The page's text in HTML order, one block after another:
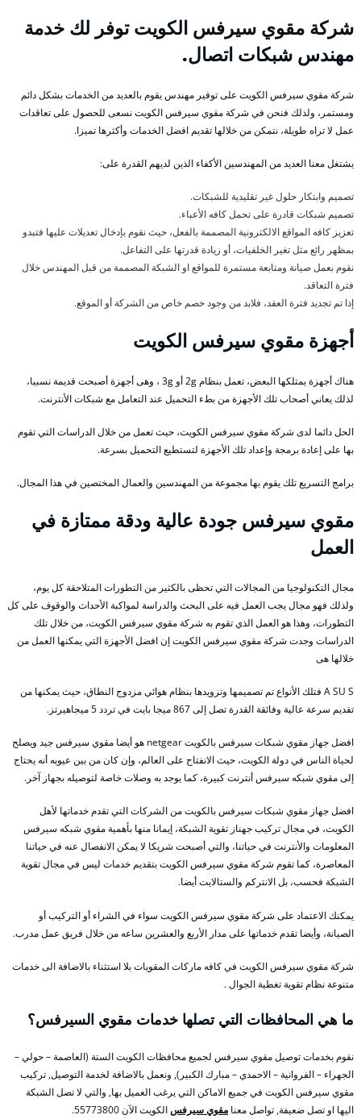
شركة مقوي سيرفس الكويت توفر لك خدمة
مهندس شبكات اتصال.
شركة مقوي سيرفس الكويت على توفير مهندس يقوم بالعديد من الخدمات بشكل دائم
ومستمر، ولذلك فنحن في شركة مقوي سيرفس الكويت نسعى للحصول على تعاقدات
عمل لا تراه طويلة، نتمكن من خلالها تقديم افضل الخدمات وأكثرها تميزا.
يشتغل معنا العديد من المهندسين الأكفاء الذين لديهم القدرة على:
تصميم وابتكار حلول غير تقليدية للشبكات.
تصميم شبكات قادرة على تحمل كافه الأعباء.
تعزيز كافه المواقع الالكترونية المصممة بالفعل، حيث نقوم بإدخال تعديلات عليها فتبدو
بمظهر رائع مثل تغير الخلفيات، أو زيادة قدرتها على التفاعل.
نقوم بعمل صيانة ومتابعة مستمرة للمواقع او الشبكة المصممة من قبل المهندس خلال
فترة التعاقد.
إذا تم تجديد فترة العقد، فلابد من وجود خصم خاص من الشركة أو الموقع.
أجهزة مقوي سيرفس الكويت
هناك أجهزة يمتلكها البعض، تعمل بنظام 2g أو 3g ، وهى أجهزة أصبحت قديمة نسبيا،
لذلك يعاني أصحاب تلك الأجهزة من بطء التحميل عند التعامل مع شبكات الأنترنت.
الحل دائما لدى شركة مقوي سيرفس الكويت، حيث تعمل من خلال الدراسات التي تقوم
بها على إعادة برمجة وإعداد تلك الأجهزة لتستطيع التحميل بسرعة.
برامج التسريع تلك يقوم بها مجموعة من المهندسين والعمال المختصين في هذا المجال.
مقوي سيرفس جودة عالية ودقة ممتازة في
العمل
مجال التكنولوجيا من المجالات التي تحظى بالكثير من التطورات المتلاحقة كل يوم،
ولذلك فهو مجال يجب العمل فيه على البحث والدراسة لمواكبة الأحداث والوقوف على كل
التطورات، وهذا هو العمل الذي تقوم به شركة مقوي سيرفس الكويت، من خلال تلك
الدراسات وجدت شركة مقوي سيرفس الكويت إن افضل الأجهزة التي يمكنها العمل من
خلالها هى
A SU S فتلك الأنواع تم تصميمها وتزويدها بنظام هوائي مزدوج النطاق، حيث يمكنها من
تقديم سرعة عالية وفائقة القدرة تصل إلى 867 ميجا بايت في تردد 5 ميجاهيرتز.
افضل جهاز مقوي شبكات سيرفس بالكويت netgear هو أيضا مقوي سيرفس جيد ويصلح
لحياة الناس في دولة الكويت، حيث الانفتاح على العالم، وإن كان من بين عيوبه أنه يحتاج
إلى مقوي شبكه سيرفس أنترنت كبيرة، كما يوجد به وصلات خاصة لتوصيله بجهاز آخر.
افضل جهاز مقوي شبكات سيرفس بالكويت من الشركات التي تقدم خدماتها لأهل
الكويت، في مجال تركيب جهناز تقوية الشبكة، إيمانا منها بأهمية مقوي شبكه سيرفس
المعلومات والأنترنت في حياتنا، والتي أصبحت شريكا لا يمكن الانفصال عنه في حياتنا
المعاصرة، كما تقوم شركة مقوي سيرفس الكويت بتقديم خدمات ليس في مجال تقوية
الشبكة فحسب، بل الانتركم والستالايت أيضا.
يمكنك الاعتماد على شركة مقوي سيرفس الكويت سواء في الشراء أو التركيب أو
الصيانة، وأيضا تقدم خدماتها على مدار الأربع والعشرين ساعه من خلال فريق عمل مدرب.
شركة مقوي سيرفس الكويت في كافه ماركات المقويات بلا استثناء بالاضافة الى خدمات
متنوعة نظام تقوية تغطية الجوال .
ما هي المحافظات التي تصلها خدمات مقوي السيرفس؟
نقوم بخدمات توصيل مقوي سيرفس لجميع محافظات الكويت الستة (العاصمة – حولي –
الجهراء – الفروانية – الاحمدي – مبارك الكبير), ونعمل بالاضافة لخدمة التوصيل, تركيب
مقوي سيرفس الكويت في جميع الاماكن التي يرغب العميل بها, والتي لا تصل الشبكة
اليها او تصل ضعيفة, تواصل معنا مقوي سيرفسالكويت الآن 55773800.